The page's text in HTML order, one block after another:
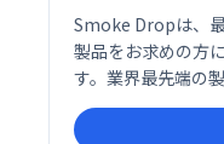
Smoke Dropは、
製品をお求めの方
す。業界最先端の
高の体験を提供し